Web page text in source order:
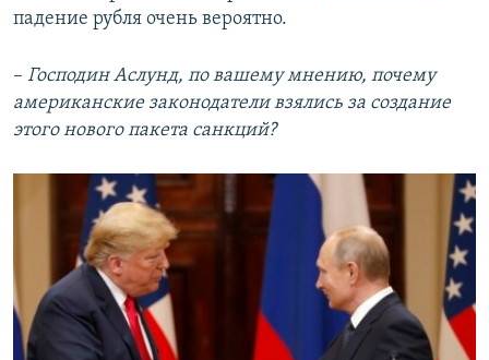
падение рубля очень вероятно.
– Господин Аслунд, по вашему мнению, почему
американские законодатели взялись за создание
этого нового пакета санкций?